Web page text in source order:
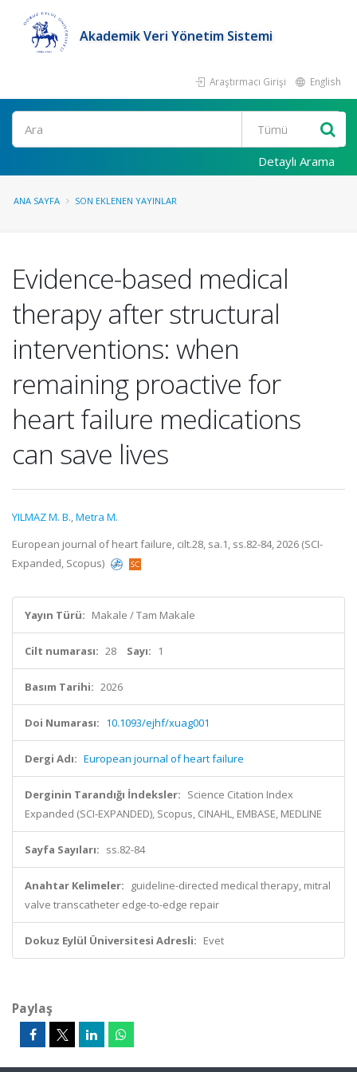
Akademik Veri Yönetim Sistemi
Araştırmacı Girişi English
Ara
Detaylı Arama
ANA SAYFA SON EKLENEN YAYINLAR
Evidence-based medical
therapy after structural
interventions: when
remaining proactive for
heart failure medications
can save lives
YILMAZ M. B.,Metra M.
European journal of heart failure, cilt.28, sa.1, ss.82-84, 2026 (SCI-
Expanded, Scopus)
Yayın Türü: Makale / Tam Makale
Cilt numarası: 28 Sayı: 1
Basım Tarihi: 2026
Doi Numarası: 10.1093/ejhf/xuag001
Dergi Adı: European journal of heart failure
Derginin Tarandığı İndeksler: Science Citation Index
Expanded (SCI-EXPANDED), Scopus, CINAHL, EMBASE, MEDLINE
Sayfa Sayıları: ss.82-84
Anahtar Kelimeler:
guideline-directed medical therapy, mitral
valve transcatheter edge-to-edge repair
Dokuz Eylül Üniversitesi Adresli: Evet
Paylaş